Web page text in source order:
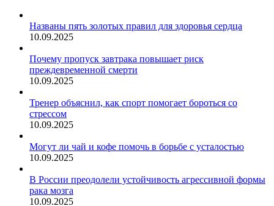
Названы пять золотых правил для здоровья сердца
10.09.2025
Почему пропуск завтрака повышает риск
преждевременной смерти
10.09.2025
Тренер объяснил, как спорт помогает бороться со
стрессом
10.09.2025
Могут ли чай и кофе помочь в борьбе с усталостью
10.09.2025
В России преодолели устойчивость агрессивной формы
рака мозга
10.09.2025